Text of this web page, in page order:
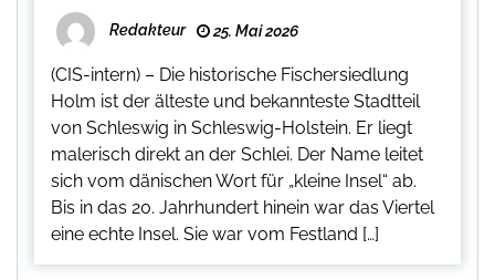
Redakteur 25. Mai 2026
(CIS-intern) – Die historische Fischersiedlung
Holm ist der älteste und bekannteste Stadtteil
von Schleswig in Schleswig-Holstein. Er liegt
malerisch direkt an der Schlei. Der Name leitet
sich vom dänischen Wort für „kleine Insel“ ab.
Bis in das 20. Jahrhundert hinein war das Viertel
eine echte Insel. Sie war vom Festland […]